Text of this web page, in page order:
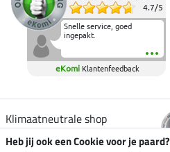
4.7/5
Snelle service, goed
ingepakt.
eKomi Klantenfeedback
Klimaatneutrale shop
Heb jij ook een Cookie voor je paard?